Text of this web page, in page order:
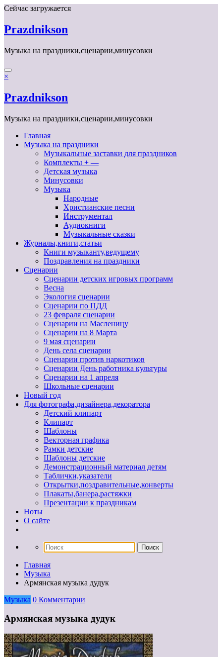
Перейти
содержимому
Сейчас загружается
Prazdnikson
Музыка на праздники,сценарии,минусовки
×
Prazdnikson
Музыка на праздники,сценарии,минусовки
Главная
Музыка на праздники
Музыкальные заставки для праздников
Комплекты + —
Детская музыка
Минусовки
Музыка
Народные
Христианские песни
Инструментал
Аудиокниги
Музыкальные сказки
Журналы,книги,статьи
Книги музыканту,ведущему
Поздравления на праздники
Сценарии
Сценарии детских игровых программ
Весна
Экология сценарии
Сценарии по ПДД
23 февраля сценарии
Сценарии на Масленицу
Сценарии на 8 Марта
9 мая сценарии
День села сценарии
Сценарии против наркотиков
Сценарии День работника культуры
Сценарии на 1 апреля
Школьные сценарии
Новый год
Для фотографа,дизайнера,декоратора
Детский клипарт
Клипарт
Шаблоны
Векторная графика
Рамки детские
Шаблоны детские
Демонстрационный материал детям
Таблички,указатели
Открытки,поздравительные,конверты
Плакаты,банера,растяжки
Презентации к праздникам
Ноты
О сайте
Главная
Музыка
Армянская музыка дудук
Музыка 0 Комментарии
Армянская музыка дудук